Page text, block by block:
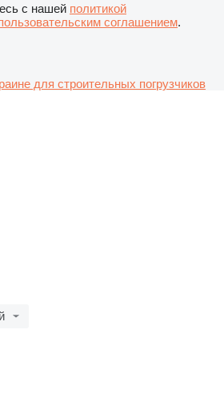
с нашей политикой
соглашением.
для строительных погрузчиков